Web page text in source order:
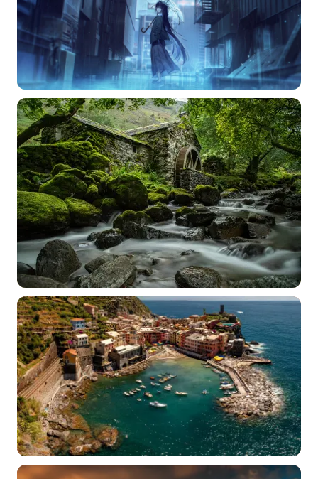
常用标签:4K壁纸 Gallery 拾光壁纸 HDQwalls 4K 通用